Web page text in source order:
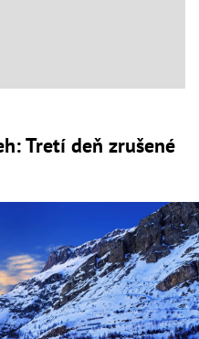
Tretí deň zrušené